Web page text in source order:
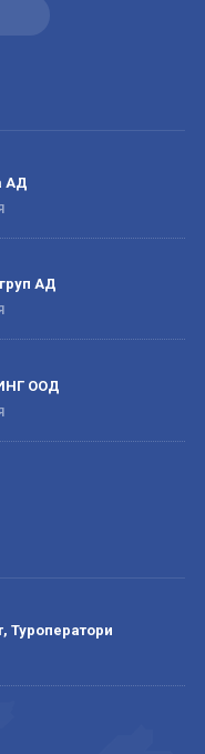
АД
АД
ООД
Туроператори